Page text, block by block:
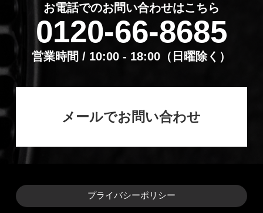
お電話でのお問い合わせはこちら
0120-66-8685
営業時間 / 10:00 - 18:00（⽇曜除く）
メールでお問い合わせ
プライバシーポリシー